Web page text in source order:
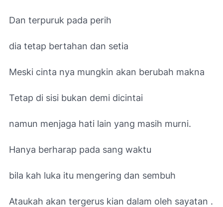
Dan terpuruk pada perih
dia tetap bertahan dan setia
Meski cinta nya mungkin akan berubah makna
Tetap di sisi bukan demi dicintai
namun menjaga hati lain yang masih murni.
Hanya berharap pada sang waktu
bila kah luka itu mengering dan sembuh
Ataukah akan tergerus kian dalam oleh sayatan .